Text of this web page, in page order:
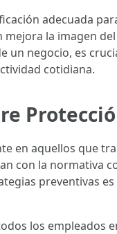
adecuada
la imagen
un negocio, es
cotidiana.
en aquellos que
con la normativa
preventivas
los empleados